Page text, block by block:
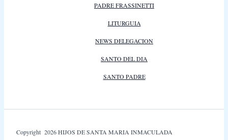
PADRE FRASSINETTI
LITURGUIA
NEWS DELEGACION
SANTO DEL DIA
SANTO PADRE
Copyright 2026 HIJOS DE SANTA MARIA INMACULADA